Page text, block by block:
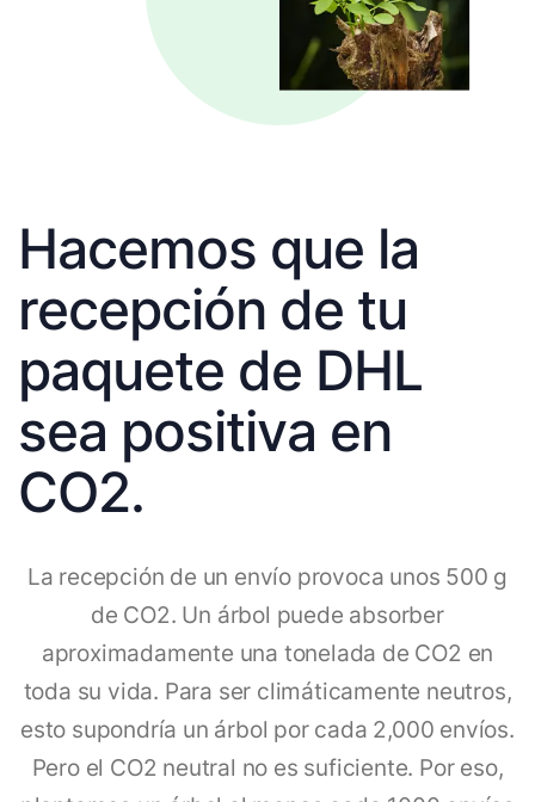
Hacemos que la
recepción de tu
paquete de DHL
sea positiva en
CO2.
La recepción de un envío provoca unos 500 g
de CO2. Un árbol puede absorber
aproximadamente una tonelada de CO2 en
toda su vida. Para ser climáticamente neutros,
esto supondría un árbol por cada 2,000 envíos.
Pero el CO2 neutral no es suficiente. Por eso,